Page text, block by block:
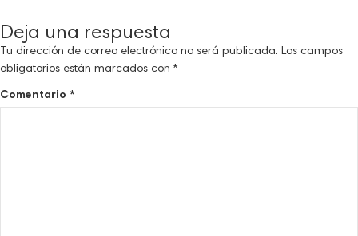
Deja una respuesta
Tu dirección de correo electrónico no será publicada. Los campos
obligatorios están marcados con *
Comentario *